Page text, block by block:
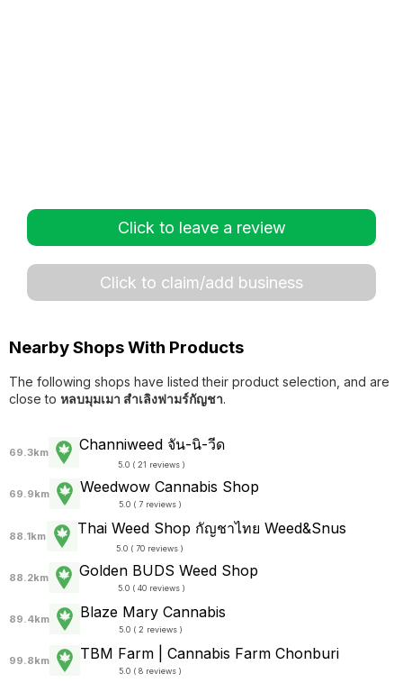
Click to leave a review
Click to claim/add business
Nearby Shops With Products
The following shops have listed their product selection, and are
close to หลบมุมเมา สำเลิงฟามร์กัญชา.
69.3km Channiweed จัน-นิ-วีด
5.0 ( 21 reviews )
69.9km Weedwow Cannabis Shop
5.0 ( 7 reviews )
88.1km Thai Weed Shop กัญชาไทย Weed&Snus
5.0 ( 70 reviews )
88.2km Golden BUDS Weed Shop
5.0 ( 40 reviews )
89.4km Blaze Mary Cannabis
5.0 ( 2 reviews )
99.8km TBM Farm | Cannabis Farm Chonburi
5.0 ( 8 reviews )